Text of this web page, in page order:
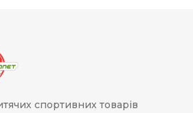
спортивних товарів